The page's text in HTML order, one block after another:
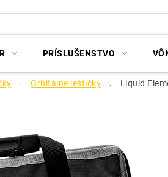
PRÍSLUŠENSTVO
Orbitálne leštičky Liquid